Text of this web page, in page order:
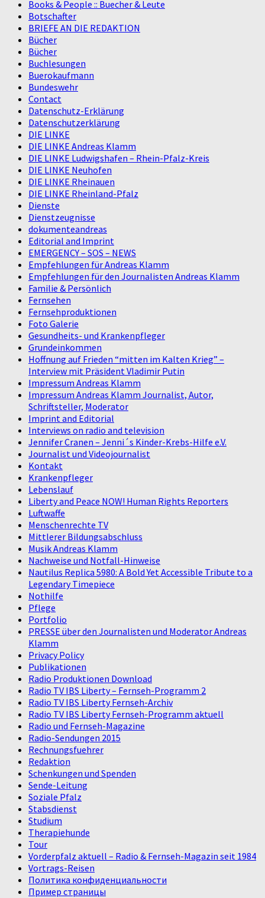
Books & People :: Buecher & Leute
Botschafter
BRIEFE AN DIE REDAKTION
Bücher
Bücher
Buchlesungen
Buerokaufmann
Bundeswehr
Contact
Datenschutz-Erklärung
Datenschutzerklärung
DIE LINKE
DIE LINKE Andreas Klamm
DIE LINKE Ludwigshafen – Rhein-Pfalz-Kreis
DIE LINKE Neuhofen
DIE LINKE Rheinauen
DIE LINKE Rheinland-Pfalz
Dienste
Dienstzeugnisse
dokumenteandreas
Editorial and Imprint
EMERGENCY – SOS – NEWS
Empfehlungen für Andreas Klamm
Empfehlungen für den Journalisten Andreas Klamm
Familie & Persönlich
Fernsehen
Fernsehproduktionen
Foto Galerie
Gesundheits- und Krankenpfleger
Grundeinkommen
Hoffnung auf Frieden “mitten im Kalten Krieg” –
Interview mit Präsident Vladimir Putin
Impressum Andreas Klamm
Impressum Andreas Klamm Journalist, Autor,
Schriftsteller, Moderator
Imprint and Editorial
Interviews on radio and television
Jennifer Cranen – Jenni´s Kinder-Krebs-Hilfe e.V.
Journalist und Videojournalist
Kontakt
Krankenpfleger
Lebenslauf
Liberty and Peace NOW! Human Rights Reporters
Luftwaffe
Menschenrechte TV
Mittlerer Bildungsabschluss
Musik Andreas Klamm
Nachweise und Notfall-Hinweise
Nautilus Replica 5980: A Bold Yet Accessible Tribute to a
Legendary Timepiece
Nothilfe
Pflege
Portfolio
PRESSE über den Journalisten und Moderator Andreas
Klamm
Privacy Policy
Publikationen
Radio Produktionen Download
Radio TV IBS Liberty – Fernseh-Programm 2
Radio TV IBS Liberty Fernseh-Archiv
Radio TV IBS Liberty Fernseh-Programm aktuell
Radio und Fernseh-Magazine
Radio-Sendungen 2015
Rechnungsfuehrer
Redaktion
Schenkungen und Spenden
Sende-Leitung
Soziale Pfalz
Stabsdienst
Studium
Therapiehunde
Tour
Vorderpfalz aktuell – Radio & Fernseh-Magazin seit 1984
Vortrags-Reisen
Политика конфиденциальности
Пример страницы